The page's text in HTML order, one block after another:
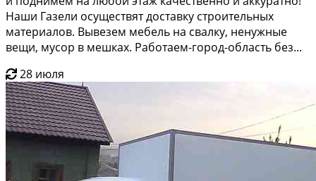
Наши Газели осуществят доставку строительных
материалов. Вывезем мебель на свалку, ненужные
вещи, мусор в мешках. Работаем-город-область без...
28 июля